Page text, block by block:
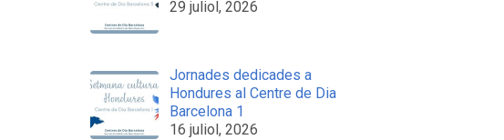
29 juliol, 2026
Jornades dedicades a
Hondures al Centre de Dia
Barcelona 1
16 juliol, 2026